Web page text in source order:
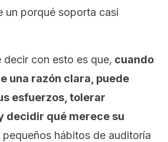
un porqué soporta casi
decir con esto es que, cuando
una razón clara, puede
esfuerzos, tolerar
decidir qué merece su
hábitos de auditoría